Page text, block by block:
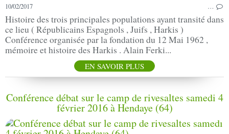
10/02/2017 …
Histoire des trois principales populations ayant transité dans
ce lieu ( Républicains Espagnols , Juifs , Harkis )
Conférence organisée par la fondation du 12 Mai 1962 ,
mémoire et histoire des Harkis . Alain Ferki...
EN SAVOIR PLUS
Conférence débat sur le camp de rivesaltes samedi 4
février 2016 à Hendaye (64)